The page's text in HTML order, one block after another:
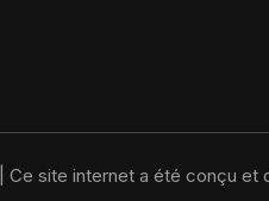
Ce site internet a été conçu et